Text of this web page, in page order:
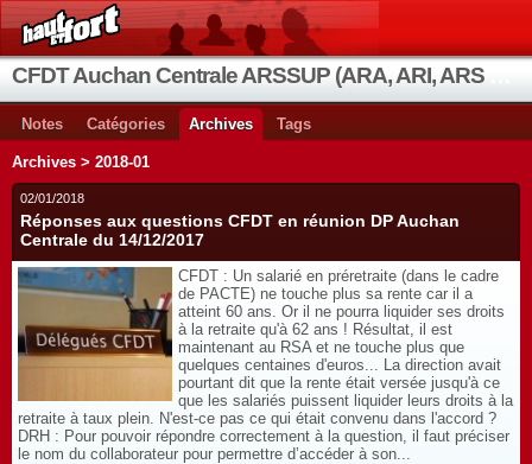
Notes Catégories Archives Tags
Archives > 2018-01
02/01/2018
Réponses aux questions CFDT en réunion DP Auchan
Centrale du 14/12/2017
CFDT : Un salarié en préretraite (dans le cadre
de PACTE) ne touche plus sa rente car il a
atteint 60 ans. Or il ne pourra liquider ses droits
à la retraite qu'à 62 ans ! Résultat, il est
maintenant au RSA et ne touche plus que
quelques centaines d'euros... La direction avait
pourtant dit que la rente était versée jusqu'à ce
que les salariés puissent liquider leurs droits à la
retraite à taux plein. N'est-ce pas ce qui était convenu dans l'accord ?
DRH : Pour pouvoir répondre correctement à la question, il faut préciser
le nom du collaborateur pour permettre d’accéder à son...